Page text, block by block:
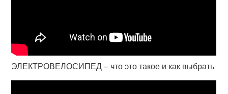
ЭЛЕКТРОВЕЛОСИПЕД – что это такое и как выбрать